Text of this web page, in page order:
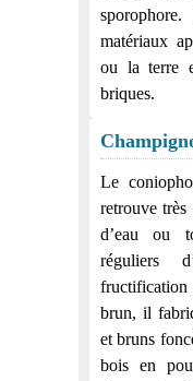
matériaux
ou la terre
briques.
Le
retrouve très
d’eau ou
réguliers
brun, il
et bruns
bois en